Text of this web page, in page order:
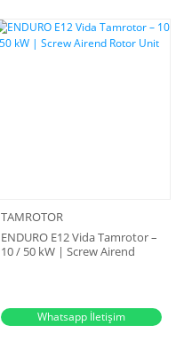
TAMROTOR
ENDURO E12 Vida Tamrotor –
10 / 50 kW | Screw Airend
Whatsapp İletişim